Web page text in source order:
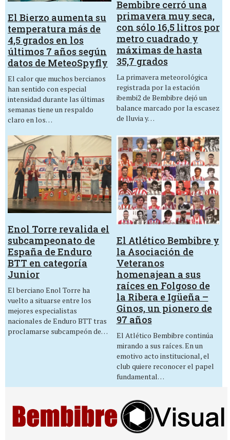
El Bierzo aumenta su
temperatura más de
4,5 grados en los
últimos 7 años según
datos de MeteoSpyfly
El calor que muchos bercianos
han sentido con especial
intensidad durante las últimas
semanas tiene un respaldo
claro en los…
Bembibre cerró una
primavera muy seca,
con sólo 16,5 litros por
metro cuadrado y
máximas de hasta
35,7 grados
La primavera meteorológica
registrada por la estación
ibembi2 de Bembibre dejó un
balance marcado por la escasez
de lluvia y…
Enol Torre revalida el
subcampeonato de
España de Enduro
BTT en categoría
Junior
El berciano Enol Torre ha
vuelto a situarse entre los
mejores especialistas
nacionales de Enduro BTT tras
proclamarse subcampeón de…
El Atlético Bembibre y
la Asociación de
Veteranos
homenajean a sus
raíces en Folgoso de
la Ribera e Igüeña –
Ginos, un pionero de
97 años
El Atlético Bembibre continúa
mirando a sus raíces. En un
emotivo acto institucional, el
club quiere reconocer el papel
fundamental…